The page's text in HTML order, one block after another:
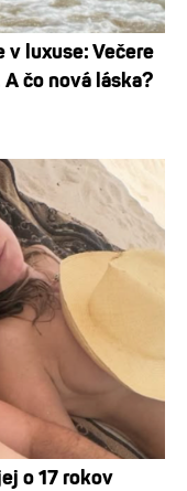
v luxuse: Večere
čo nová láska?
o 17 rokov